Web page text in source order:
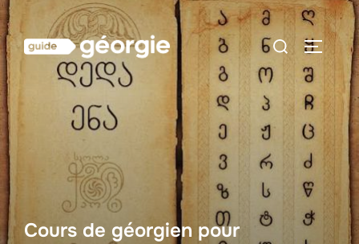
Aller
au
contenu
Rechercher :
Cours de géorgien pour